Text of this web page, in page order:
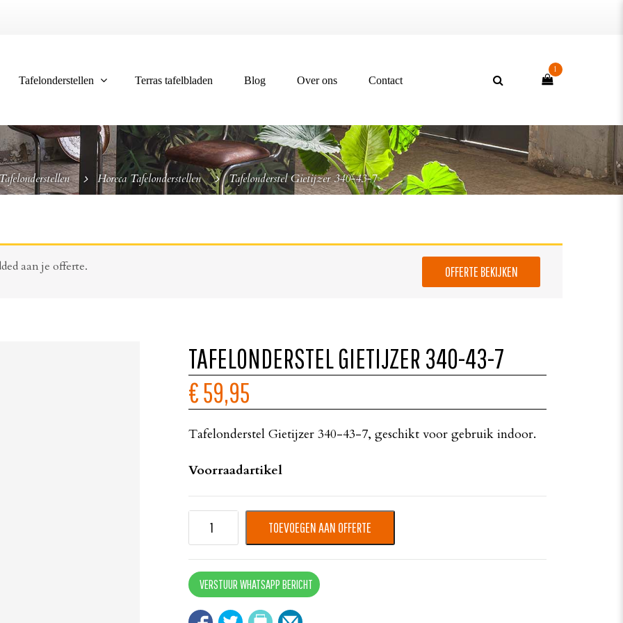
Tafelonderstellen Terras tafelbladen Blog Over ons Contact
1
Horeca Tafelonderstellen Tafelonderstel Gietijzer 340-43-7
OFFERTE BEKIJKEN
aan je offerte.
TAFELONDERSTEL GIETIJZER 340-43-7
€ 59,95
Tafelonderstel Gietijzer 340-43-7, geschikt voor gebruik indoor.
Voorraadartikel
TOEVOEGEN AAN OFFERTE
VERSTUUR WHATSAPP BERICHT